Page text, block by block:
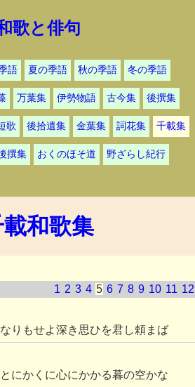
歌と俳句
語 夏の季語 秋の季語 冬の季語
万葉集 伊勢物語 古今集 後撰集
歌 後拾遺集 金葉集 詞花集 千載集
撰集 おくのほそ道 野ざらし紀行
和歌集
1 2 3 4 5 6 7 8 9 10 11 12
りもせよ深き思ひを君し頼まば
にかくに心にかかる暮の空かな